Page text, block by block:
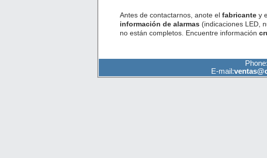
Antes de contactarnos, anote el fabricantey
información de alarmas (indicaciones LED,
no están completos. Encuentre información
Phone:
E-mail: